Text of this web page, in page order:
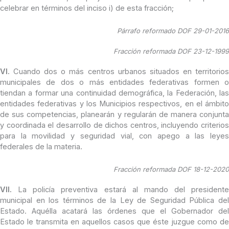
celebrar en términos del inciso i) de esta fracción;
Párrafo reformado DOF 29-01-2016
Fracción reformada DOF 23-12-1999
VI. Cuando dos o más centros urbanos situados en territorios
municipales de dos o más entidades federativas formen o
tiendan a formar una continuidad demográfica, la Federación, las
entidades federativas y los Municipios respectivos, en el ámbito
de sus competencias, planearán y regularán de manera conjunta
y coordinada el desarrollo de dichos centros, incluyendo criterios
para la movilidad y seguridad vial, con apego a las leyes
federales de la materia.
Fracción reformada DOF 18-12-2020
VII. La policía preventiva estará al mando del presidente
municipal en los términos de la Ley de Seguridad Pública del
Estado. Aquélla acatará las órdenes que el Gobernador del
Estado le transmita en aquellos casos que éste juzgue como de